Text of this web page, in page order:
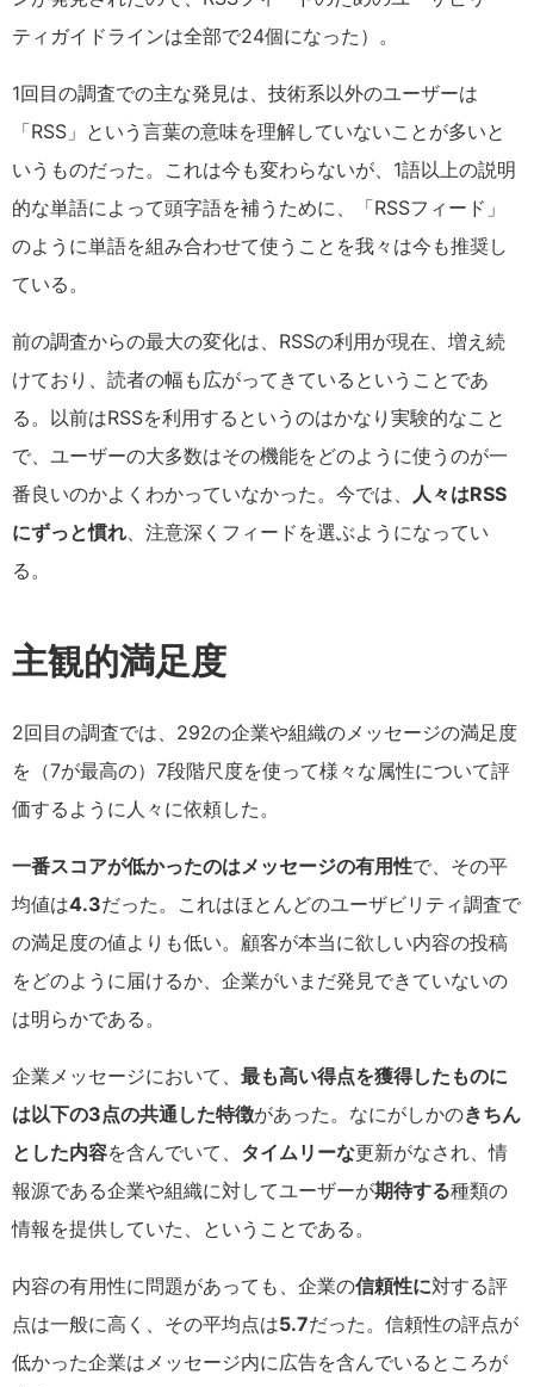
ティガイドラインは全部で24個になった）。
1回目の調査での主な発見は、技術系以外のユーザーは
「RSS」という言葉の意味を理解していないことが多いと
いうものだった。これは今も変わらないが、1語以上の説明
的な単語によって頭字語を補うために、「RSSフィード」
のように単語を組み合わせて使うことを我々は今も推奨し
ている。
前の調査からの最大の変化は、RSSの利用が現在、増え続
けており、読者の幅も広がってきているということであ
る。以前はRSSを利用するというのはかなり実験的なこと
で、ユーザーの大多数はその機能をどのように使うのが一
番良いのかよくわかっていなかった。今では、 人々はRSS
にずっと慣れ、注意深くフィードを選ぶようになってい
る。
主観的満足度
2回目の調査では、292の企業や組織のメッセージの満足度
を（7が最高の）7段階尺度を使って様々な属性について評
価するように人々に依頼した。
一番スコアが低かったのはメッセージの有用性で、その平
均値は4.3だった。これはほとんどのユーザビリティ調査で
の満足度の値よりも低い。顧客が本当に欲しい内容の投稿
をどのように届けるか、企業がいまだ発見できていないの
は明らかである。
企業メッセージにおいて、 最も高い得点を獲得したものに
は以下の3点の共通した特徴があった。なにがしかのきちん
とした内容を含んでいて、 タイムリーな更新がなされ、情
報源である企業や組織に対してユーザーが期待する種類の
情報を提供していた、ということである。
内容の有用性に問題があっても、企業の信頼性に対する評
点は一般に高く、その平均点は5.7だった。信頼性の評点が
低かった企業はメッセージ内に広告を含んでいるところが